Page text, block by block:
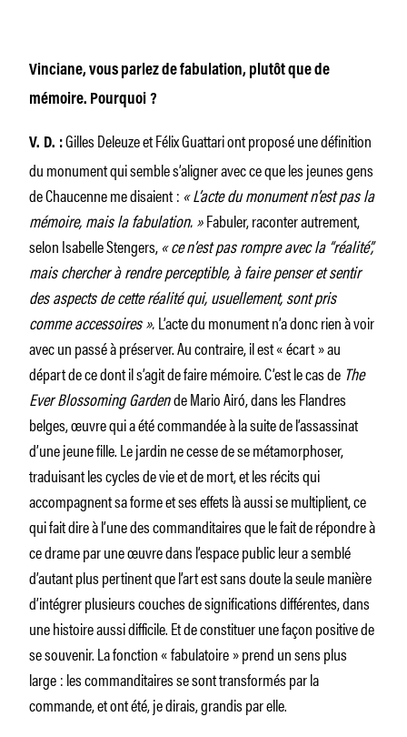
Vinciane, vous parlez de fabulation, plutôt que de
mémoire. Pourquoi ?
V. D. :Gilles Deleuze et Félix Guattari ont proposé une définition
du monument qui semble s’aligner avec ce que les jeunes gens
de Chaucenne me disaient : « L’acte du monument n’est pas la
mémoire, mais la fabulation. »Fabuler, raconter autrement,
selon Isabelle Stengers,« cen’est pas rompre avec la “réalité”,
mais chercher à rendre perceptible, à faire penser et sentir
des aspects de cette réalité qui, usuellement, sont pris
comme accessoires ».L’acte du monument n’a donc rien à voir
avec un passé à préserver. Au contraire, il est « écart » au
départ de ce dont il s’agit de faire mémoire. C’est le cas de The
Ever Blossoming Gardende Mario Airó, dans les Flandres
belges, œuvre qui a été commandée à la suite de l’assassinat
d’une jeune fille. Le jardin ne cesse de se métamorphoser,
traduisant les cycles de vie et de mort, et les récits qui
accompagnent sa forme et ses effets là aussi se multiplient, ce
qui fait dire à l’une des commanditaires que le fait de répondre à
ce drame par une œuvre dans l’espace public leur a semblé
d’autant plus pertinent que l’art est sans doute la seule manière
d’intégrer plusieurs couches de significations différentes, dans
une histoire aussi difficile. Et de constituer une façon positive de
se souvenir. La fonction « fabulatoire » prend un sens plus
large : les commanditaires se sont transformés par la
commande, et ont été, je dirais, grandis par elle.